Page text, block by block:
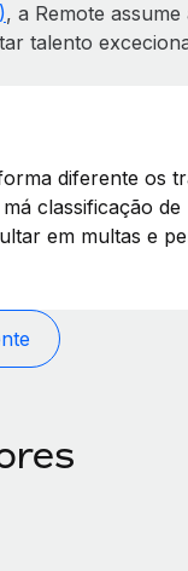
, a Remote
talento
diferente os
classificação de
em multas e